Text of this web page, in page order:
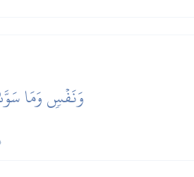
وَنَفۡسٖ وَمَا